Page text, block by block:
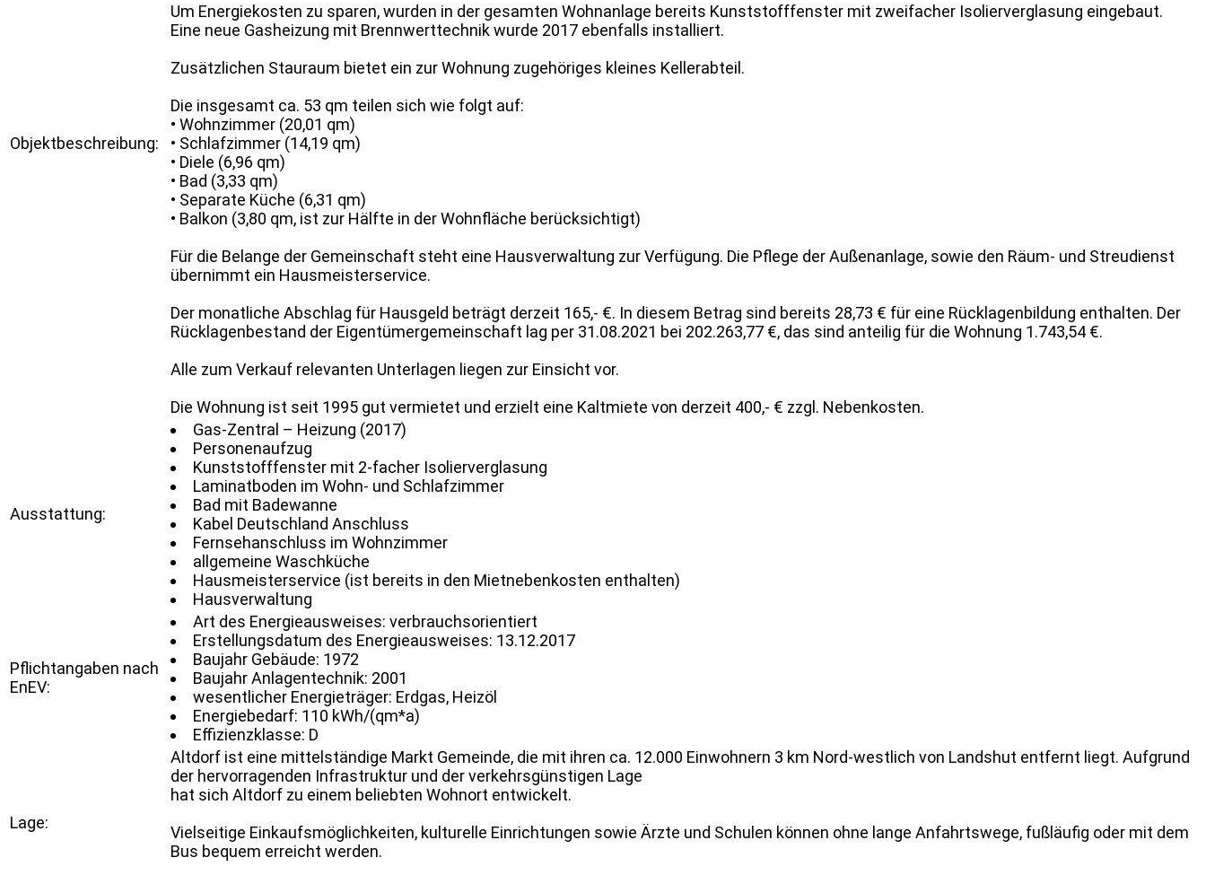
Objektbeschreibung:
Um Energiekosten zu sparen, wurden in der gesamten Wohnanlage bereits Kunststofffenster mit zweifacher Isolierverglasung eingebaut.
Eine neue Gasheizung mit Brennwerttechnik wurde 2017 ebenfalls installiert.
Zusätzlichen Stauraum bietet ein zur Wohnung zugehöriges kleines Kellerabteil.
Die insgesamt ca. 53 qm teilen sich wie folgt auf:
• Wohnzimmer (20,01 qm)
• Schlafzimmer (14,19 qm)
• Diele (6,96 qm)
• Bad (3,33 qm)
• Separate Küche (6,31 qm)
• Balkon (3,80 qm, ist zur Hälfte in der Wohnfläche berücksichtigt)
Für die Belange der Gemeinschaft steht eine Hausverwaltung zur Verfügung. Die Pflege der Außenanlage, sowie den Räum- und Streudienst
übernimmt ein Hausmeisterservice.
Der monatliche Abschlag für Hausgeld beträgt derzeit 165,- €. In diesem Betrag sind bereits 28,73 € für eine Rücklagenbildung enthalten. Der
Rücklagenbestand der Eigentümergemeinschaft lag per 31.08.2021 bei 202.263,77 €, das sind anteilig für die Wohnung 1.743,54 €.
Alle zum Verkauf relevanten Unterlagen liegen zur Einsicht vor.
Die Wohnung ist seit 1995 gut vermietet und erzielt eine Kaltmiete von derzeit 400,- € zzgl. Nebenkosten.
Ausstattung:
Gas-Zentral – Heizung (2017)
Personenaufzug
Kunststofffenster mit 2-facher Isolierverglasung
Laminatboden im Wohn- und Schlafzimmer
Bad mit Badewanne
Kabel Deutschland Anschluss
Fernsehanschluss im Wohnzimmer
allgemeine Waschküche
Hausmeisterservice (ist bereits in den Mietnebenkosten enthalten)
Hausverwaltung
Pflichtangaben nach
EnEV:
Art des Energieausweises: verbrauchsorientiert
Erstellungsdatum des Energieausweises: 13.12.2017
Baujahr Gebäude: 1972
Baujahr Anlagentechnik: 2001
wesentlicher Energieträger: Erdgas, Heizöl
Energiebedarf: 110 kWh/(qm*a)
Effizienzklasse: D
Lage:
Altdorf ist eine mittelständige Markt Gemeinde, die mit ihren ca. 12.000 Einwohnern 3 km Nord-westlich von Landshut entfernt liegt. Aufgrund
der hervorragenden Infrastruktur und der verkehrsgünstigen Lage
hat sich Altdorf zu einem beliebten Wohnort entwickelt.
Vielseitige Einkaufsmöglichkeiten, kulturelle Einrichtungen sowie Ärzte und Schulen können ohne lange Anfahrtswege, fußläufig oder mit dem
Bus bequem erreicht werden.